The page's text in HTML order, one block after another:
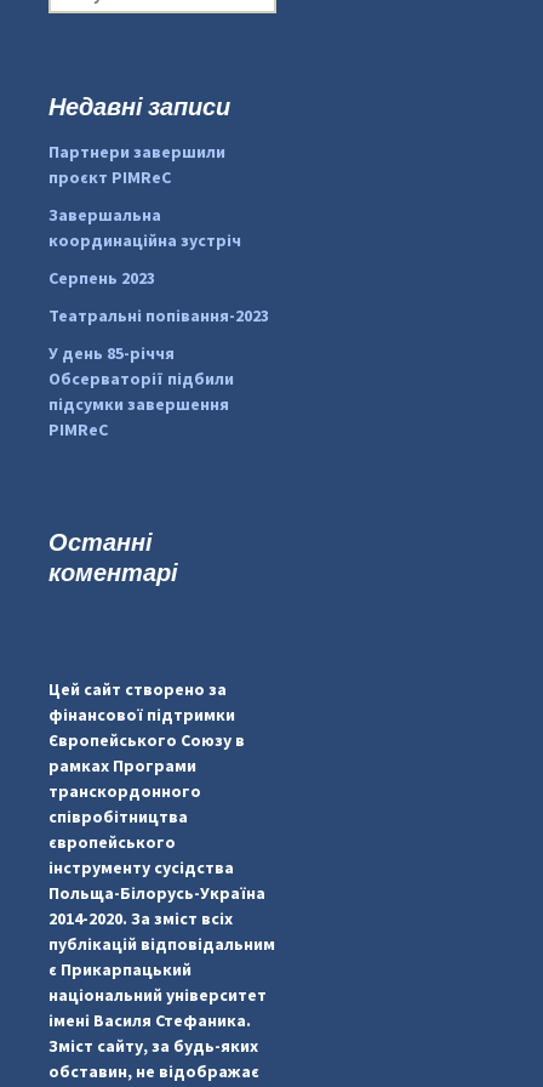
pimrec_project
о
:Недавні записи
Партнери завершили
проєкт PIMReC
Завершальна
координаційна зустріч
Серпень 2023
Театральні попівання-2023
У день 85-річчя
Обсерваторії підбили
підсумки завершення
PIMReC
Останні
коментарі
Цей сайт створено за
фінансової підтримки
Європейського Союзу в
рамках Програми
транскордонного
співробітництва
європейського
інструменту сусідства
Польща-Білорусь-Україна
2014-2020. За зміст всіх
публікацій відповідальним
є Прикарпацький
національний університет
імені Василя Стефаника.
Зміст сайту, за будь-яких
обставин, не відображає